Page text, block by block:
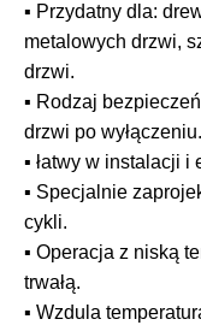
▪ Przydatny dla:
metalowych drzwi,
drzwi.
▪ Rodzaj
drzwi po wyłączeniu.
▪ łatwy w instalacji i
▪ Specjalnie
cykli.
▪ Operacja z niską
trwałą.
▪ Wzdula